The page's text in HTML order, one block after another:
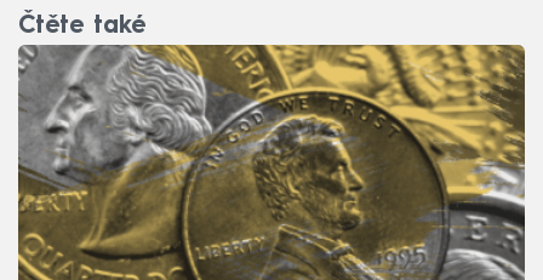
Čtěte také